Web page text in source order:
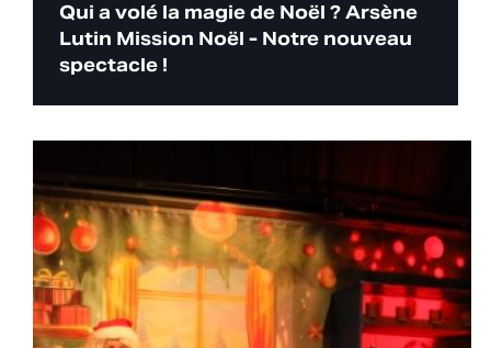
Qui a volé la magie de Noël ? Arsène
Lutin Mission Noël - Notre nouveau
spectacle !